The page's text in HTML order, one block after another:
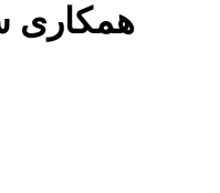
همکاری